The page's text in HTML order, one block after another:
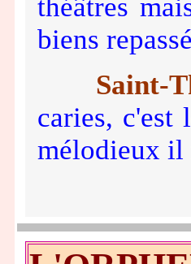
théâtres
biens
Saint-
caries,
mélodieux il